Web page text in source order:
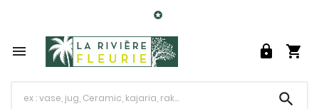

  0
